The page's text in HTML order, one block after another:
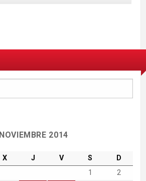
NOVIEMBRE 2014
X J V S
D
1
2